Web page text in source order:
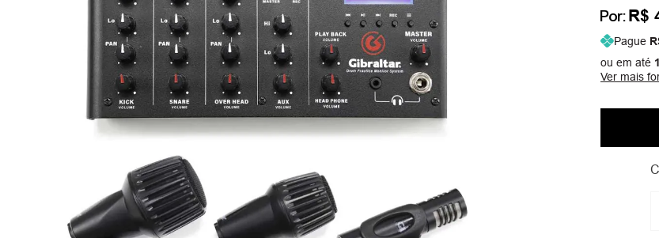
Por:R$
Pague
ou em até
Ver mais